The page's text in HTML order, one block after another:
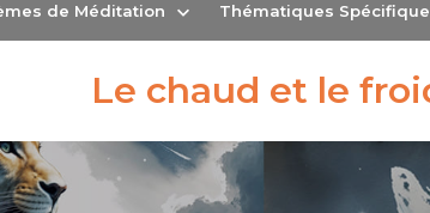
de Méditation Thématiques
Le chaud et le